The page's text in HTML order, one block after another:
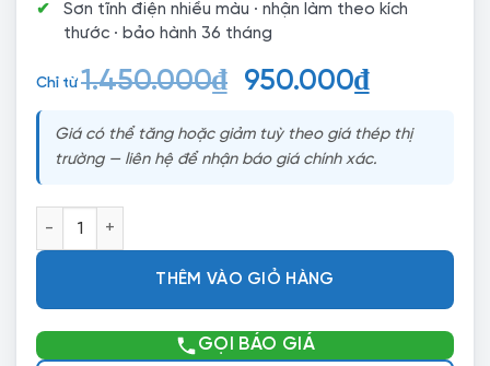
Sơn tĩnh điện nhiều màu · nhận làm theo kích
thước · bảo hành 36 tháng
Chỉ từ1.450.000₫ Giá
là:
1.450.000₫.
950.000₫Giá
tại
là:
Giá có thể tăng hoặc giảm tuỳ theo giá thép thị
trường — liên hệ để nhận báo giá chính xác.
KỆ SẮT V LỖ VL-08 số lượng
THÊM VÀO GIỎ HÀNG
GỌI BÁO GIÁ